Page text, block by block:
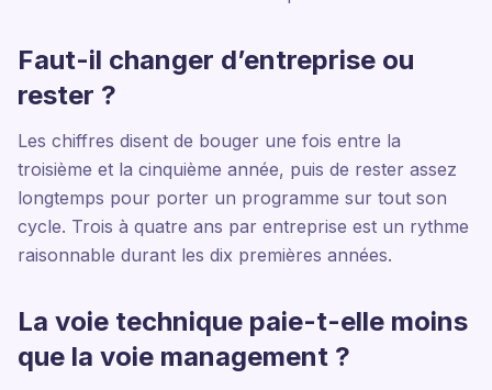
Faut-il changer d’entreprise ou
rester ?
Les chiffres disent de bouger une fois entre la
troisième et la cinquième année, puis de rester assez
longtemps pour porter un programme sur tout son
cycle. Trois à quatre ans par entreprise est un rythme
raisonnable durant les dix premières années.
La voie technique paie-t-elle moins
que la voie management ?